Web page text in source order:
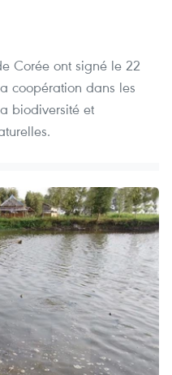
Corée ont signé le 22
coopération dans les
biodiversité et